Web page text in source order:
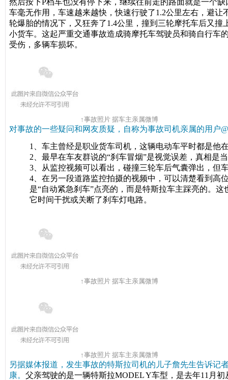
然后按下P档车也没有停下来，继续往前走的路面就是一个
车毫无作用，车速越来越快，快速行驶了1.2公里左右，避
轮爆胎的情况下，又狂奔了1.4公里，撞到三轮摩托车后又
小货车。这起严重交通事故造成骑摩托车驾驶员和骑自行车
受伤，多辆车损坏。
↑事故照片 据车主亲属微博
对事故的一些疑问和网友质疑，自称为事故司机亲属的用户
1、车主曾经是职业货车司机，这辆电动车平时都是他
2、最早在车友群说的“刹车冒烟”是视觉误差，真相是
3、从监控视频可以看出，碰撞三轮车后气囊弹出，但
4、在另一段道路监控拍摄的视频中，可以清楚看到高
是“自动紧急刹车”点亮的，而是特斯拉车主踩亮的。
它时间干扰或关断了刹车灯电路。
↑事故照片 据车主亲属微博
↑事故照片 据车主亲属微博
另据媒体报道，发生事故的特斯拉司机的儿子詹先生告诉记
康。 父亲驾驶的是一辆特斯拉MODEL Y车型，是去年11月